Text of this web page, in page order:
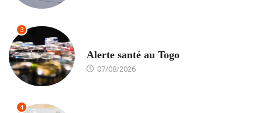
3
Alerte santé au Togo
07/08/2026
4